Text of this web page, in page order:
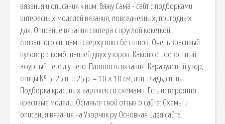
вязания и описания к ним. Вяжу Сама - сайт с подборками
интересных моделей вязания, повседневных, пригодных
для. Описание вязания свитера с круглой кокеткой,
связанного спицами сверху вниз без швов. Очень красивый
пуловер с комбинацией двух узоров. Какой же роскошный
ажурный перед у него. Плотность вязания. Каракулевый узор,
спицы № 5: 25 п. и 25 р. = 10 х 10 см; лиц. гладь, спицы
Подборка красивых варежек со схемами. Есть невероятно
красивые модели. Оставьте свой отзыв о сайте: Схемы и
описания вязания на Узорчик.ру Основная идея сайта.